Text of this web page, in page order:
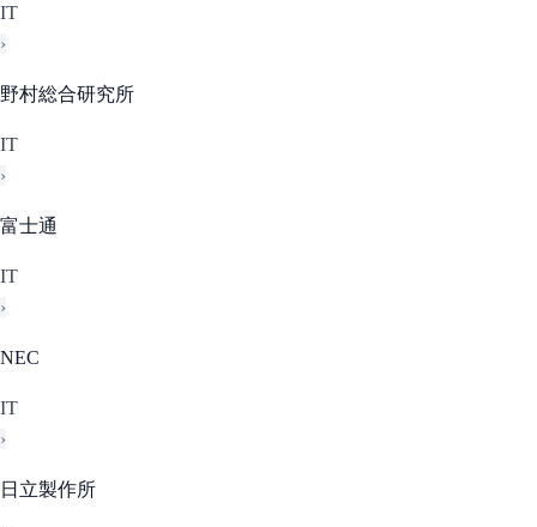
IT
›
野村総合研究所
IT
›
富士通
IT
›
NEC
IT
›
日立製作所